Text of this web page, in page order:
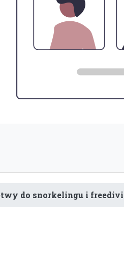
do snorkelingu i